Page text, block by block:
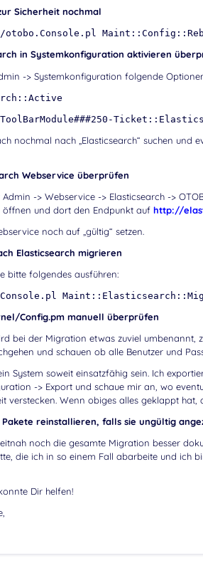
Sicherheit nochmal
otobo.Console.pl
in Systemkonfiguration aktivieren
-> Systemkonfiguration folgende
nochmal nach „Elasticsearch“ suchen und
Webservice überprüfen
-> Webservice -> Elasticsearch ->
öffnen und dort den Endpunkt auf http://
noch auf „gültig“ setzen.
Elasticsearch migrieren
bitte folgendes ausführen:
Config.pm manuell überprüfen
bei der Migration etwas zuviel umbenannt,
und schauen ob alle Benutzer und
System soweit einsatzfähig sein. Ich
-> Export und schaue mir an, wo
verstecken. Wenn obiges alles geklappt hat,
Pakete reinstallieren, falls sie ungültig
noch die gesamte Migration besser
die ich in so einem Fall abarbeite und ich
Dir helfen!